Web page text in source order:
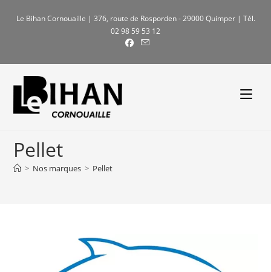
Le Bihan Cornouaille | 376, route de Rosporden - 29000 Quimper | Tél.
02 98 59 53 12
Pellet
> Nos marques > Pellet